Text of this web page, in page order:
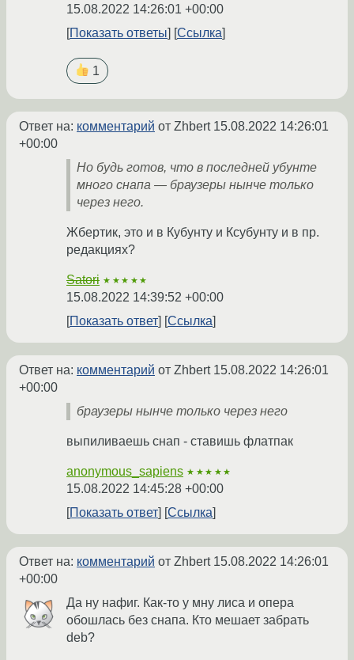
15.08.2022 14:26:01 +00:00
Показать ответы
Ссылка
1
Ответ на: комментарий от Zhbert 15.08.2022 14:26:01
+00:00
Но будь готов, что в последней убунте
много снапа — браузеры нынче только
через него.
Жбертик, это и в Кубунту и Ксубунту и в пр.
редакциях?
Satori ★★★★★
15.08.2022 14:39:52 +00:00
Показать ответ
Ссылка
Ответ на: комментарий от Zhbert 15.08.2022 14:26:01
+00:00
браузеры нынче только через него
выпиливаешь снап - ставишь флатпак
anonymous_sapiens ★★★★★
15.08.2022 14:45:28 +00:00
Показать ответ
Ссылка
Ответ на: комментарий от Zhbert 15.08.2022 14:26:01
+00:00
Да ну нафиг. Как-то у мну лиса и опера
обошлась без снапа. Кто мешает забрать
deb?